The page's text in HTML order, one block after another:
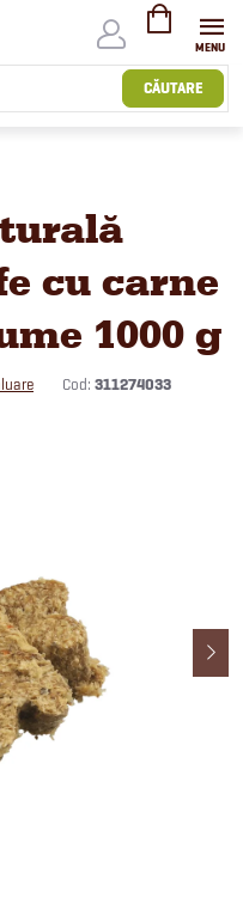
CĂUTARE
COŞ
DE
cu carne
1000 g
Cod: 311274033